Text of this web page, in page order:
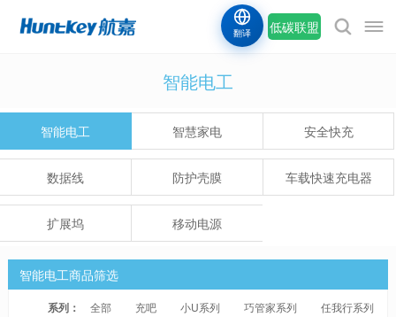
低碳联盟
翻译
智能电工
智能电工 智慧家电 安全快充
数据线 防护壳膜 车载快速充电器
扩展坞 移动电源
智能电工商品筛选
系列： 全部 充吧 小U系列 巧管家系列 任我行系列